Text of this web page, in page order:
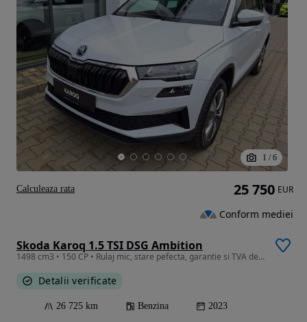
1 / 6
Skoda Karoq 1.5 TSI DSG Ambition
1498 cm3 • 150 CP • Rulaj mic, stare pefecta, garantie si TVA deductibil
Detalii verificate
26 725 km Benzina 2023
25 750 EUR
Conform mediei
Calculeaza rata